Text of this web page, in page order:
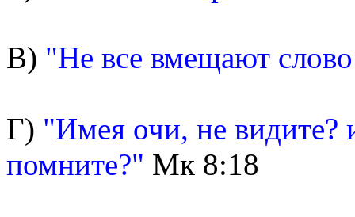
В) "Не все вмещают
Г) "Имея очи, не
помните?" Мк 8:18